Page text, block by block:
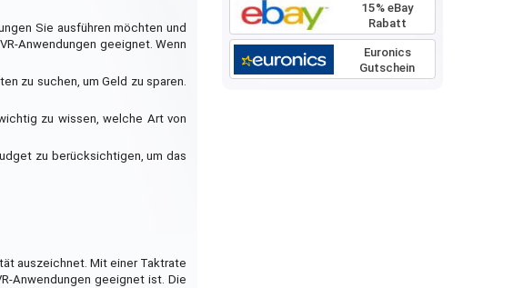
Sie ausführen möchten und
Anwendungen geeignet. Wenn
zu suchen, um Geld zu sparen.
zu wissen, welche Art von
zu berücksichtigen, um das
auszeichnet. Mit einer Taktrate
Anwendungen geeignet ist. Die
15% eBay
Rabatt
Euronics
Gutschein